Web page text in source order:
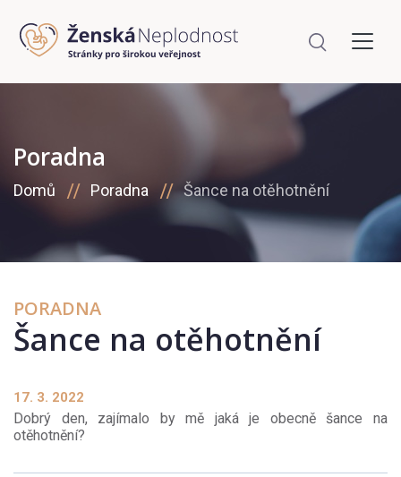
Poradna
Domů Poradna Šance na otěhotnění
PORADNA
Šance na otěhotnění
17. 3. 2022
Dobrý den, zajímalo by mě jaká je obecně šance na
otěhotnění?